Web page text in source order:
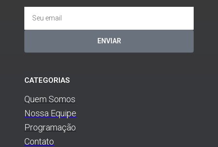
ENVIAR
CATEGORIAS
Quem Somos
Nossa Equipe
Programação
Contato